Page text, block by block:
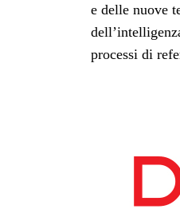
e delle nuove
processi di